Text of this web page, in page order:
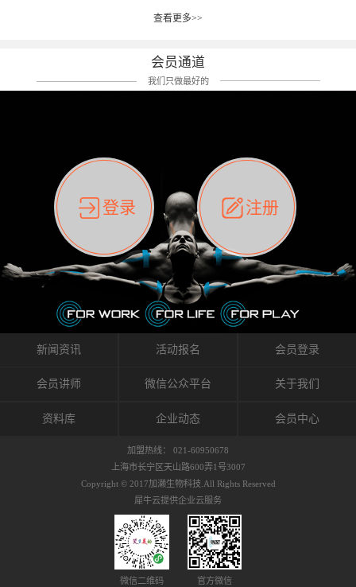
前后后居家近30天左右，感觉日子都日夜颠倒
痛影响走路。当天疼痛部贴了EDF和胃十字，膝
关节贴了半月板贴布。第2天第12肋部的EDF和
消失，贴布也没有出现进一步瘙痒过敏。而膝
关节的半月板贴布张力用的100%，但自始至终
它都很坚强的贴着，没有出现过任何瘙痒的迹
象。不同的条件下，同一个身体，不同的部位
皮肤的敏感度也有不同。因此我们KINESIO要做
的，是在研发生产过程中竭尽全力的降低致敏
性，减少贴布本身带来的致敏率。那到底是什
么原因引起的过敏瘙痒呢？我整理了以下内容
仅供大家参考，希望能给予大家帮助。首先我
们分析解剖下过敏的原因，然后简说一下
KINESIO贴布贴扎后预防应对。我把导致过敏的
原因，简单分为外因和内因。外因1，贴布贴布
括：1）面料的伸展率、回缩率、纤维的刺激
能会给皮肤带来过度的刺激，从而引起过敏瘙
扎疗法）的效果是通过创造一个环境，使每种
以激发身体的自然愈合能力。 通常，药物会削
弱细胞因子的作用，单方面还会引起副作用的
症状。 与此相比，Kinesio肌内效贴创造了细
的控制仍有许多未知。 细胞因子是一种酵素，
各种各样的酵素起着适当的作用，为细胞创造
了适合居住的环境。 在现代医学上，这种细胞
因子是一种酶的观点往往被否定，但在体内有
有毒细菌和无毒细菌，它们起着保持身体平衡
的作用。 Kinesio肌内效贴不像药物那样在短时
间内表现出症状，而是通过花费时间创造一个
对身体没有伤害（副作用等）的环境来减轻症
状。 但是，由于营养、精神、运动的平衡被破
坏，各种细胞就会发生病态变化。 在一定的状
态下，细胞因子会自动捕捉异常，并在细胞之
间传递适当的修复信息。可以收集各自所需的
因子级联；细胞因子的连锁反应）。 如果这种
者甚至提供不需要的物质。 因此，身体所需的
自然愈合能力不仅不能发挥作用，反而会造成
恶化的环境。Kinesio肌内效贴的作用，就是解
决这些问题。 KinesioTaping ® （Kinesio贴扎
疗法）的概念是空（空间），动（流动），冷
（抑制热的上升），为了实现这些，贴布的质
作出来。 特别地，Kinesio Medical
Tappling®（Kinesio医疗贴扎）通过从皮肤表面
长时间给予适...
组织:肌肉，肌腱，韧带（主要围绕有问题的关
状，而是指贴布本身很重量，以及贴布刺激的
类型。贴布的应用充分利用了体内由间质液组
成的自然流体力学的流体层。这种轻微的刺激
间，还可以在单片贴布上提供支持和深度刺
激。通过对间质液的适当控制，可以连接皮下
筋膜，对关节进行非常轻柔的刺激，增加患部
的治疗区域。 snowflake“雪花”贴布不会妨碍皮
肤上下左右运动，有效的辅助修复关节周围组
织的筋膜。它可以作用于关节或肌肉表面，释
放压力，刺激深层筋膜。“雪花”贴扎疗法是一
种可以改变肌肉、筋膜和间质液之间自然流动
关系的方法。 间质液间质被称为人体的新器
官。研究人员认为，整个身体的网络是由坚韧
且柔软的蛋白质结构所支撑的相互连接的充满
流体的空间构成的。如果作为脏器，这是人体
最大的脏器，约占体重的20%（相比之下，皮
内流通，有助于细胞的再生和恢复。“1”“雪花”
周围进行轻柔的刺激，改善受影响的关节和肌
到辅助修复损伤组织的作用。对组织的营养供
膜，韧带和关节周围皮下组织的关节囊。 流
体力学理论加濑博士-Kinesio肌内效贴布的发明
人流体力学理论是以对日常生活产生反复影响
的纤细筋膜的性质为焦点。 筋膜容易受到外部
查看更多>>
会员通道
我们只做最好的
登录 注册
新闻资讯 活动报名 会员登录
会员讲师 微信公众平台 关于我们
资料库 企业动态 会员中心
加盟热线： 021-60950678
上海市长宁区天山路600弄1号3007
Copyright © 2017加濑生物科技.All Rights Reserved
犀牛云提供企业云服务
微信二维码 官方微信